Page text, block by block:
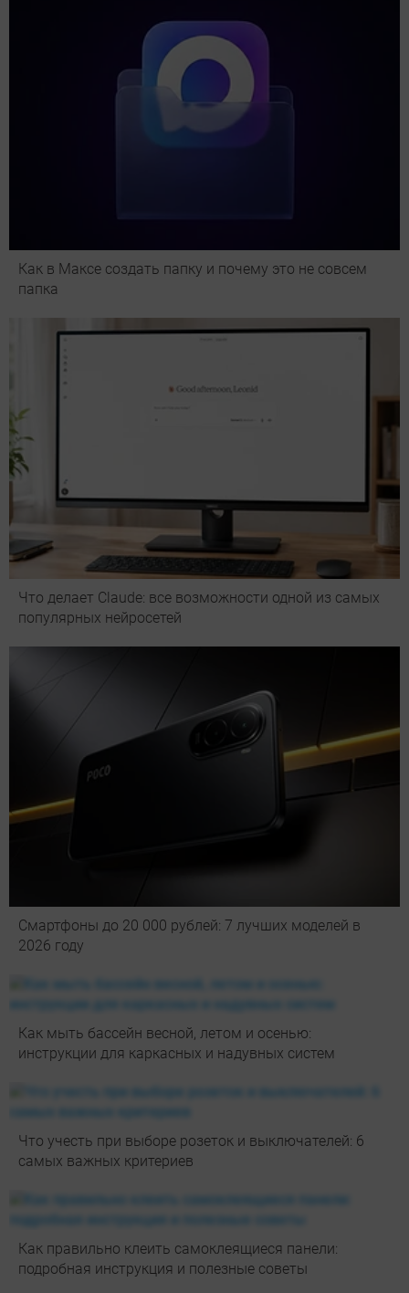
Как в Максе создать папку и почему это не совсем
папка
Что делает Сlaude: все возможности одной из самых
популярных нейросетей
Смартфоны до 20 000 рублей: 7 лучших моделей в
2026 году
Как мыть бассейн весной, летом и осенью:
инструкции для каркасных и надувных систем
Что учесть при выборе розеток и выключателей: 6
самых важных критериев
Как правильно клеить самоклеящиеся панели:
подробная инструкция и полезные советы